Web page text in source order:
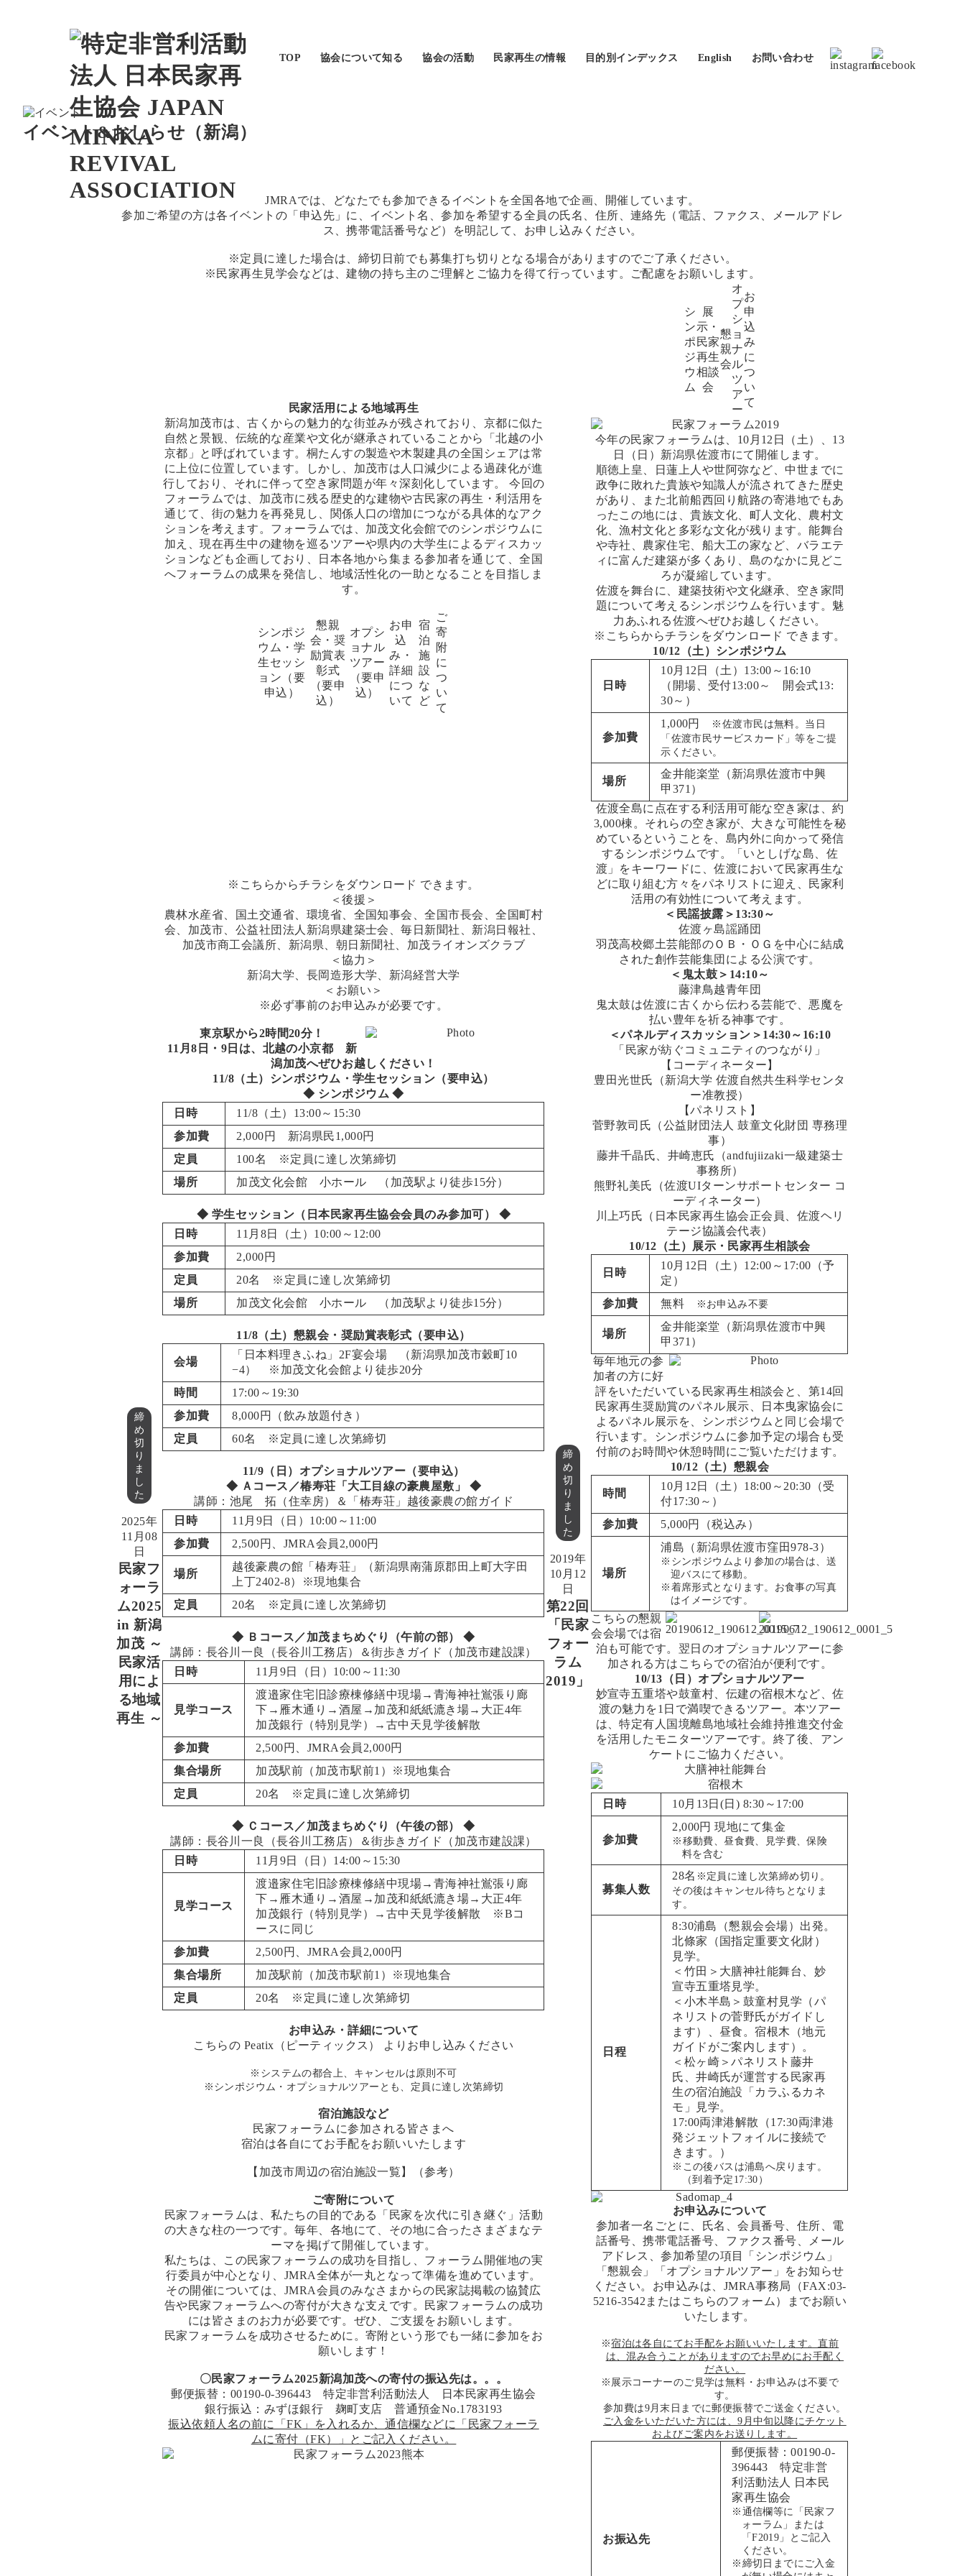
TOP 協会について知る 協会の活動 民家再生の情報 目的別インデックス English お問い合わせ
イベント&おしらせ（新潟）
JMRAでは、どなたでも参加できるイベントを全国各地で企画、開催しています。
参加ご希望の方は各イベントの「申込先」に、イベント名、参加を希望する全員の氏名、住所、連絡先（電話、ファクス、メールアドレ
ス、携帯電話番号など）を明記して、お申し込みください。
※定員に達した場合は、締切日前でも募集打ち切りとなる場合がありますのでご了承ください。
※民家再生見学会などは、建物の持ち主のご理解とご協力を得て行っています。ご配慮をお願いします。
締
め
切
り
ま
し
た
2025年
11月08
日
民家フ
ォーラ
ム2025
in 新潟
加茂 ～
民家活
用によ
る地域
再生 ～
民家活用による地域再生
新潟加茂市は、古くからの魅力的な街並みが残されており、京都に似た
自然と景観、伝統的な産業や文化が継承されていることから「北越の小
京都」と呼ばれています。桐たんすの製造や木製建具の全国シェアは常
に上位に位置しています。しかし、加茂市は人口減少による過疎化が進
行しており、それに伴って空き家問題が年々深刻化しています。 今回の
フォーラムでは、加茂市に残る歴史的な建物や古民家の再生・利活用を
通じて、街の魅力を再発見し、関係人口の増加につながる具体的なアク
ションを考えます。フォーラムでは、加茂文化会館でのシンポジウムに
加え、現在再生中の建物を巡るツアーや県内の大学生によるディスカッ
ションなども企画しており、日本各地から集まる参加者を通じて、全国
へフォーラムの成果を発信し、地域活性化の一助となることを目指しま
す。
シンポジ
ウム・学
生セッシ
ョン（要
申込）
懇親
会・奨
励賞表
彰式
（要申
込）
オプシ
ョナル
ツアー
（要申
込）
お申
込
み・
詳細
につ
いて
宿
泊
施
設
な
ど
ご
寄
附
に
つ
い
て
※こちらからチラシをダウンロード できます。
＜後援＞
農林水産省、国土交通省、環境省、全国知事会、全国市長会、全国町村
会、加茂市、公益社団法人新潟県建築士会、毎日新聞社、新潟日報社、
加茂市商工会議所、新潟県、朝日新聞社、加茂ライオンズクラブ
＜協力＞
新潟大学、長岡造形大学、新潟経営大学
＜お願い＞
※必ず事前のお申込みが必要です。
東京駅から2時間20分！
11月8日・9日は、北越の小京都 新
潟加茂へぜひお越しください！
11/8（土）シンポジウム・学生セッション（要申込）
◆ シンポジウム ◆
日時
11/8（土）13:00～15:30
参加費
2,000円 新潟県民1,000円
定員
100名 ※定員に達し次第締切
場所
加茂文化会館 小ホール （加茂駅より徒歩15分）
◆ 学生セッション（日本民家再生協会会員のみ参加可） ◆
日時
11月8日（土）10:00～12:00
参加費
2,000円
定員
20名 ※定員に達し次第締切
場所
加茂文化会館 小ホール （加茂駅より徒歩15分）
11/8（土）懇親会・奨励賞表彰式（要申込）
会場
「日本料理きふね」2F宴会場 （新潟県加茂市穀町10
−4） ※加茂文化会館より徒歩20分
時間
17:00～19:30
参加費
8,000円（飲み放題付き）
定員
60名 ※定員に達し次第締切
11/9（日）オプショナルツアー（要申込）
◆ Ａコース／椿寿荘「大工目線の豪農屋敷」 ◆
講師：池尾 拓（住幸房）＆「椿寿荘」越後豪農の館ガイド
日時
11月9日（日）10:00～11:00
参加費
2,500円、JMRA会員2,000円
場所
越後豪農の館「椿寿荘」（新潟県南蒲原郡田上町大字田
上丁2402-8）※現地集合
定員
20名 ※定員に達し次第締切
◆ Ｂコース／加茂まちめぐり（午前の部） ◆
講師：長谷川一良（長谷川工務店）＆街歩きガイド（加茂市建設課）
日時
11月9日（日）10:00～11:30
見学コース
渡邉家住宅旧診療棟修繕中現場→青海神社鴬張り廊
下→雁木通り→酒屋→加茂和紙紙漉き場→大正4年
加茂銀行（特別見学）→古中天見学後解散
参加費
2,500円、JMRA会員2,000円
集合場所
加茂駅前（ 加茂市駅前1 ）※現地集合
定員
20名 ※定員に達し次第締切
◆ Ｃコース／加茂まちめぐり（午後の部） ◆
講師：長谷川一良（長谷川工務店）＆街歩きガイド（加茂市建設課）
日時
11月9日（日）14:00～15:30
見学コース
渡邉家住宅旧診療棟修繕中現場→青海神社鴬張り廊
下→雁木通り→酒屋→加茂和紙紙漉き場→大正4年
加茂銀行（特別見学）→古中天見学後解散 ※Bコ
ースに同じ
参加費
2,500円、JMRA会員2,000円
集合場所
加茂駅前（ 加茂市駅前1 ）※現地集合
定員
20名 ※定員に達し次第締切
お申込み・詳細について
こちらの Peatix（ピーティックス） よりお申し込みください
※システムの都合上、キャンセルは原則不可
※シンポジウム・オプショナルツアーとも、定員に達し次第締切
宿泊施設など
民家フォーラムに参加される皆さまへ
宿泊は各自にてお手配をお願いいたします
【加茂市周辺の宿泊施設一覧】 （参考）
ご寄附について
民家フォーラムは、私たちの目的である「民家を次代に引き継ぐ」活動
の大きな柱の一つです。毎年、各地にて、その地に合ったさまざまなテ
ーマを掲げて開催しています。
私たちは、この民家フォーラムの成功を目指し、フォーラム開催地の実
行委員が中心となり、JMRA全体が一丸となって準備を進めています。
その開催については、JMRA会員のみなさまからの民家誌掲載の協賛広
告や民家フォーラムへの寄付が大きな支えです。民家フォーラムの成功
には皆さまのお力が必要です。ぜひ、ご支援をお願いします。
民家フォーラムを成功させるために。寄附という形でも一緒に参加をお
願いします！
〇民家フォーラム2025新潟加茂への寄付の振込先は。。。
郵便振替：00190-0-396443 特定非営利活動法人 日本民家再生協会
銀行振込：みずほ銀行 麹町支店 普通預金No.1783193
振込依頼人名の前に「FK」を入れるか、通信欄などに「民家フォーラ
ムに寄付（FK）」とご記入ください。
締
め
切
り
ま
し
た
2019年
10月12
日
第22回
「民家
フォー
ラム
2019」
シ
ン
ポ
ジ
ウ
ム
展
示・
民家
再生
相談
会
懇
親
会
オ
プ
シ
ョ
ナ
ル
ツ
ア
ー
お
申
込
み
に
つ
い
て
今年の民家フォーラムは、10月12日（土）、13
日（日）新潟県佐渡市にて開催します。
順徳上皇、日蓮上人や世阿弥など、中世までに
政争に敗れた貴族や知識人が流されてきた歴史
があり、また北前船西回り航路の寄港地でもあ
ったこの地には、貴族文化、町人文化、農村文
化、漁村文化と多彩な文化が残ります。能舞台
や寺社、農家住宅、船大工の家など、バラエテ
ィに富んだ建築が多くあり、島のなかに見どこ
ろが凝縮しています。
佐渡を舞台に、建築技術や文化継承、空き家問
題について考えるシンポジウムを行います。魅
力あふれる佐渡へぜひお越しください。
※こちらからチラシをダウンロード できます。
10/12（土）シンポジウム
日時
10月12日（土）13:00～16:10
（開場、受付13:00～ 開会式13:
30～）
参加費
1,000円
※佐渡市民は無料。当日
「佐渡市民サービスカード」等をご提
示ください。
場所
金井能楽堂 （新潟県佐渡市中興
甲371）
佐渡全島に点在する利活用可能な空き家は、約
3,000棟。それらの空き家が、大きな可能性を秘
めているということを、島内外に向かって発信
するシンポジウムです。「いとしげな島、佐
渡」をキーワードに、佐渡において民家再生な
どに取り組む方々をパネリストに迎え、民家利
活用の有効性について考えます。
＜民謡披露＞13:30～
佐渡ヶ島謡踊団
羽茂高校郷土芸能部のＯＢ・ＯＧを中心に結成
された創作芸能集団による公演です。
＜鬼太鼓＞14:10～
藤津鳥越青年団
鬼太鼓は佐渡に古くから伝わる芸能で、悪魔を
払い豊年を祈る神事です。
＜パネルディスカッション＞14:30～16:10
「民家が紡ぐコミュニティのつながり」
【コーディネーター】
豊田光世氏（新潟大学 佐渡自然共生科学センタ
ー准教授）
【パネリスト】
菅野敦司氏（公益財団法人 鼓童文化財団 専務理
事）
藤井千晶氏、井崎恵氏（andfujiizaki一級建築士
事務所）
熊野礼美氏（佐渡UIターンサポートセンター コ
ーディネーター）
川上巧氏（日本民家再生協会正会員、佐渡ヘリ
テージ協議会代表）
10/12（土）展示・民家再生相談会
日時
10月12日（土）12:00～17:00（予
定）
参加費
無料 ※お申込み不要
場所
金井能楽堂 （新潟県佐渡市中興
甲371）
毎年地元の参
加者の方に好
評をいただいている民家再生相談会と、第14回
民家再生奨励賞のパネル展示、日本曳家協会に
よるパネル展示を、シンポジウムと同じ会場で
行います。シンポジウムに参加予定の場合も受
付前のお時間や休憩時間にご覧いただけます。
10/12（土）懇親会
時間
10月12日（土）18:00～20:30（受
付17:30～）
参加費
5,000円（税込み）
場所
浦島 （新潟県佐渡市窪田978-3）
※シンポジウムより参加の場合は、送
迎バスにて移動。
※着席形式となります。お食事の写真
はイメージです。
こちらの懇親
会会場では宿
泊も可能です。翌日のオプショナルツアーに参
加される方はこちらでの宿泊が便利です。
10/13（日）オプショナルツアー
妙宣寺五重塔や鼓童村、伝建の宿根木など、佐
渡の魅力を1日で満喫できるツアー。本ツアー
は、特定有人国境離島地域社会維持推進交付金
を活用したモニターツアーです。終了後、アン
ケートにご協力ください。
日時 10月13日(日) 8:30～17:00
参加費
2,000円 現地にて集金
※移動費、昼食費、見学費、保険
料を含む
募集人数
28名 ※定員に達し次第締め切り。
その後はキャンセル待ちとなりま
す。
日程
8:30浦島（懇親会会場）出発。
北條家（国指定重要文化財）
見学。
＜竹田＞大膳神社能舞台、妙
宣寺五重塔見学。
＜小木半島＞鼓童村見学（パ
ネリストの菅野氏がガイドし
ます）、昼食。宿根木（地元
ガイドがご案内します）。
＜松ヶ崎＞パネリスト藤井
氏、井崎氏が運営する民家再
生の宿泊施設「カラふるカネ
モ」見学。
17:00両津港解散（17:30両津港
発ジェットフォイルに接続で
きます。）
※この後バスは浦島へ戻ります。
（到着予定17:30）
お申込みについて
参加者一名ごとに、氏名、会員番号、住所、電
話番号、携帯電話番号、ファクス番号、メール
アドレス、参加希望の項目「シンポジウム」
「懇親会」「オプショナルツアー」をお知らせ
ください。お申込みは、JMRA事務局（FAX:03-
5216-3542または こちらのフォーム ）までお願い
いたします。
※宿泊は各自にてお手配をお願いいたします。直前
は、混み合うことがありますのでお早めにお手配く
ださい。
※展示コーナーのご見学は無料・お申込みは不要で
す。
参加費は9月末日までに郵便振替でご送金ください。
ご入金をいただいた方には、9月中旬以降にチケット
およびご案内をお送りします。
お振込先
郵便振替：00190-0-
396443 特定非営
利活動法人 日本民
家再生協会
※通信欄等に「民家フ
ォーラム」または
「F2019」とご記入
ください。
※締切日までにご入金